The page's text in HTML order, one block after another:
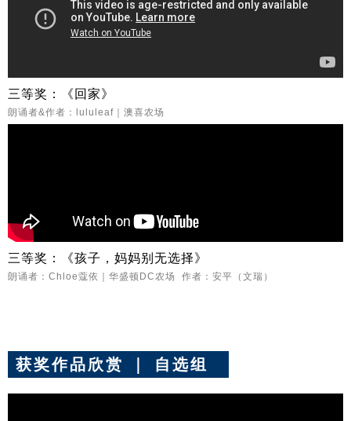
三等奖：《回家》
朗诵者&作者：lululeaf｜澳喜农场
三等奖：《孩子，妈妈别无选择》
朗诵者：Chloe蔻依｜华盛顿DC农场 作者：安平（文瑞）
获奖作品欣赏 ｜ 自选组